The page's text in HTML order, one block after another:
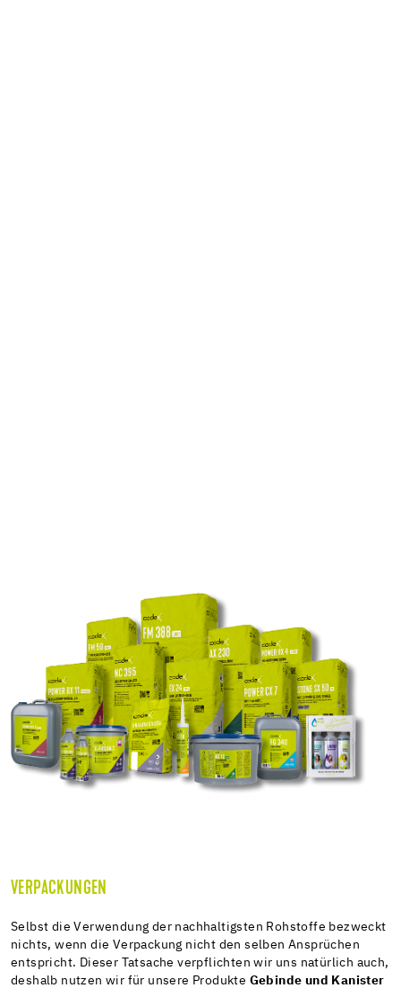
VERPACKUNGEN
Selbst die Verwendung der nachhaltigsten Rohstoffe bezweckt
nichts, wenn die Verpackung nicht den selben Ansprüchen
entspricht. Dieser Tatsache verpflichten wir uns natürlich auch,
deshalb nutzen wir für unsere Produkte Gebinde und Kanister